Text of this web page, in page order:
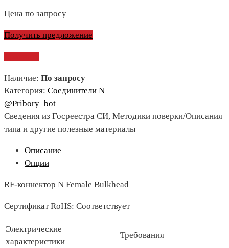
Цена по запросу
Получить предложение
Наличие: По запросу
Категория: Соединители N
@Pribory_bot
Сведения из Госреестра СИ, Методики поверки/Описания
типа и другие полезные материалы
Описание
Опции
RF-коннектор N Female Bulkhead
Сертификат RoHS: Соответствует
Электрические
характеристики
Требования